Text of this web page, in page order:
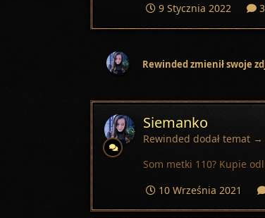
9 Stycznia 2022
Rewindedzmienił swoje
Siemanko
Rewinded dodał temat →
Som metki 110? Kupie
10 Września 2021